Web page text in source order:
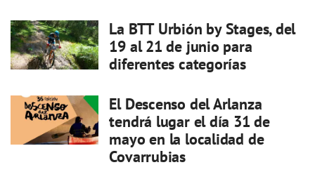
La BTT Urbión by Stages, del
19 al 21 de junio para
diferentes categorías
El Descenso del Arlanza
tendrá lugar el día 31 de
mayo en la localidad de
Covarrubias